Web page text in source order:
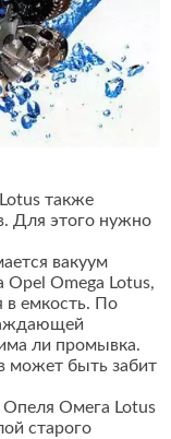
также
Для этого нужно
вакуум
Opel Omega Lotus,
в емкость. По
ли промывка.
может быть забит
Омега Lotus
старого